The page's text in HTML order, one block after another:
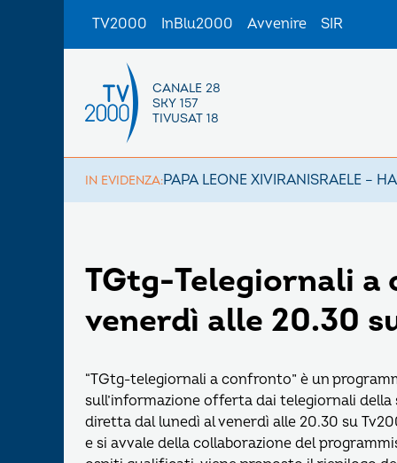
TV2000 InBlu2000 Avvenire SIR
CANALE 28
SKY 157
TIVUSAT 18
IN EVIDENZA:PAPA LEONE XIVIRANISRAELE –
TGtg-Telegiornali
venerdì alle 20.30
“TGtg-telegiornali a confronto” è un
sull’informazione offerta dai telegiornali
diretta dal lunedì al venerdì alle 20.30 su
e si avvale della collaborazione del